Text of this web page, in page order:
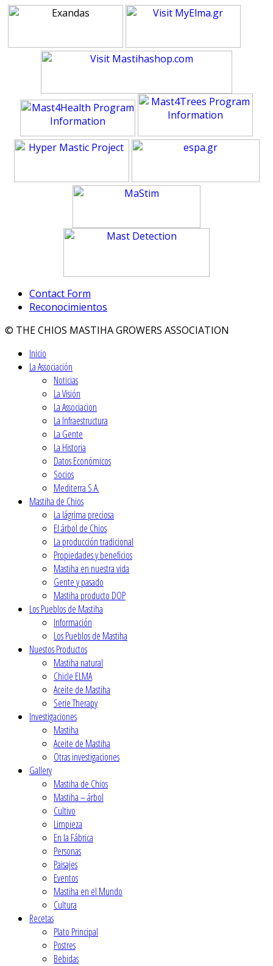
Contact Form
Reconocimientos
© THE CHIOS MASTIHA GROWERS ASSOCIATION
Inicio
La Associación
Noticias
La Visión
La Associacion
La Infraestructura
La Gente
La Historia
Datos Económicos
Socios
Mediterra S.A.
Mastiha de Chios
La lágrima preciosa
El árbol de Chios
La producción tradicional
Propiedades y beneficios
Mastiha en nuestra vida
Gente y pasado
Mastiha producto DOP
Los Pueblos de Mastiha
Ιnformación
Los Pueblos de Mastiha
Nuestos Productos
Mastiha natural
Chicle ELMA
Aceite de Mastiha
Serie Therapy
Investigaciones
Mastiha
Aceite de Mastiha
Οtras investigaciones
Gallery
Mastiha de Chios
Mastiha – árbol
Cultivo
Limpieza
En la Fábrica
Personas
Paisajes
Eventos
Mastiha en el Mundo
Cultura
Recetas
Plato Principal
Postres
Βebidas